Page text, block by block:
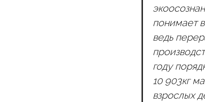
понимает
ведь
году
10 903кг
взрослых